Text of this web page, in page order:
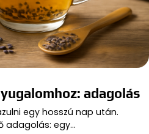
adagolás
egy hosszú nap után.
adagolás: egy…